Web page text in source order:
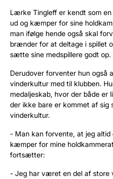
Lærke Tingleff er kendt som
ud og kæmper for sine
man ifølge hende også skal
brænder for at deltage i spillet
sætte sine medspillere godt op.
Derudover forventer hun også
vinderkultur med til klubben.
medaljeskab, hvor der både er
der ikke bare er kommet af sig
vinderkultur.
- Man kan forvente, at jeg
kæmper for mine
fortsætter:
- Jeg har været en del af store